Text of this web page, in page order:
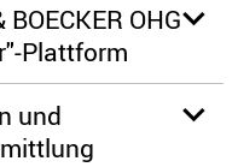
OHG
Plattform
und